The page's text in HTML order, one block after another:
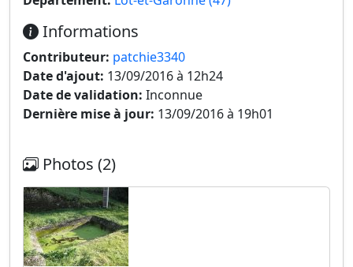
Informations
Contributeur: patchie3340
Date d'ajout: 13/09/2016 à 12h24
Date de validation: Inconnue
Dernière mise à jour: 13/09/2016 à 19h01
Photos (2)